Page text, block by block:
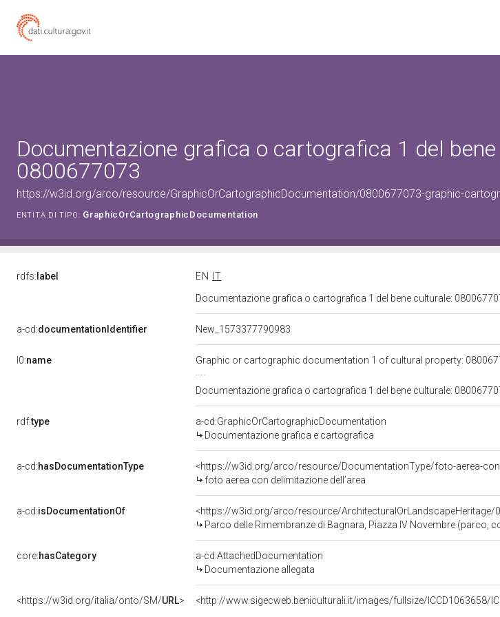
Documentazione grafica o cartografica 1 del
0800677073
https://w3id.org/arco/resource/GraphicOrCartographicDocumentation/0800677073-graphic-
ENTITÀ DI TIPO: GraphicOrCartographicDocumentation
rdfs: label EN
IT
Documentazione grafica o cartografica 1 del bene culturale:
a-cd:documentationIdentifier New_1573377790983
l0:name Graphic or cartographic documentation 1 of cultural property:
Documentazione grafica o cartografica 1 del bene culturale:
rdf:type
a-cd:GraphicOrCartographicDocumentation
Documentazione grafica e cartografica
a-cd:hasDocumentationType
<https://w3id.org/arco/resource/DocumentationType/foto-aerea-con-
foto aerea con delimitazione dell’area
a-cd:isDocumentationOf
<https://w3id.org/arco/resource/ArchitecturalOrLandscapeHeritage/
Parco delle Rimembranze di Bagnara, Piazza IV Novembre
core:hasCategory
a-cd:AttachedDocumentation
Documentazione allegata
<https://w3id.org/italia/onto/SM/URL>